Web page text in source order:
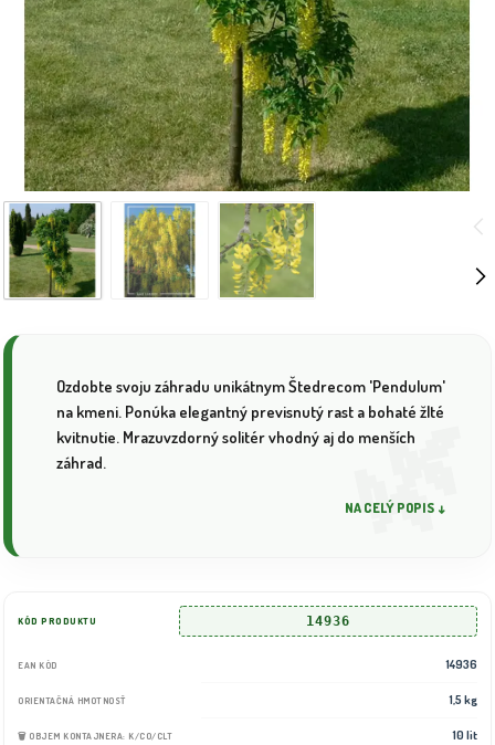
Ozdobte svoju záhradu unikátnym Štedrecom 'Pendulum'
na kmeni. Ponúka elegantný previsnutý rast a bohaté žlté
kvitnutie. Mrazuvzdorný solitér vhodný aj do menších
záhrad.
NA CELÝ POPIS ↓
KÓD PRODUKTU 14936
EAN KÓD 14936
ORIENTAČNÁ HMOTNOSŤ 1,5 kg
🗑️ OBJEM KONTAJNERA: K/CO/CLT 10 lit